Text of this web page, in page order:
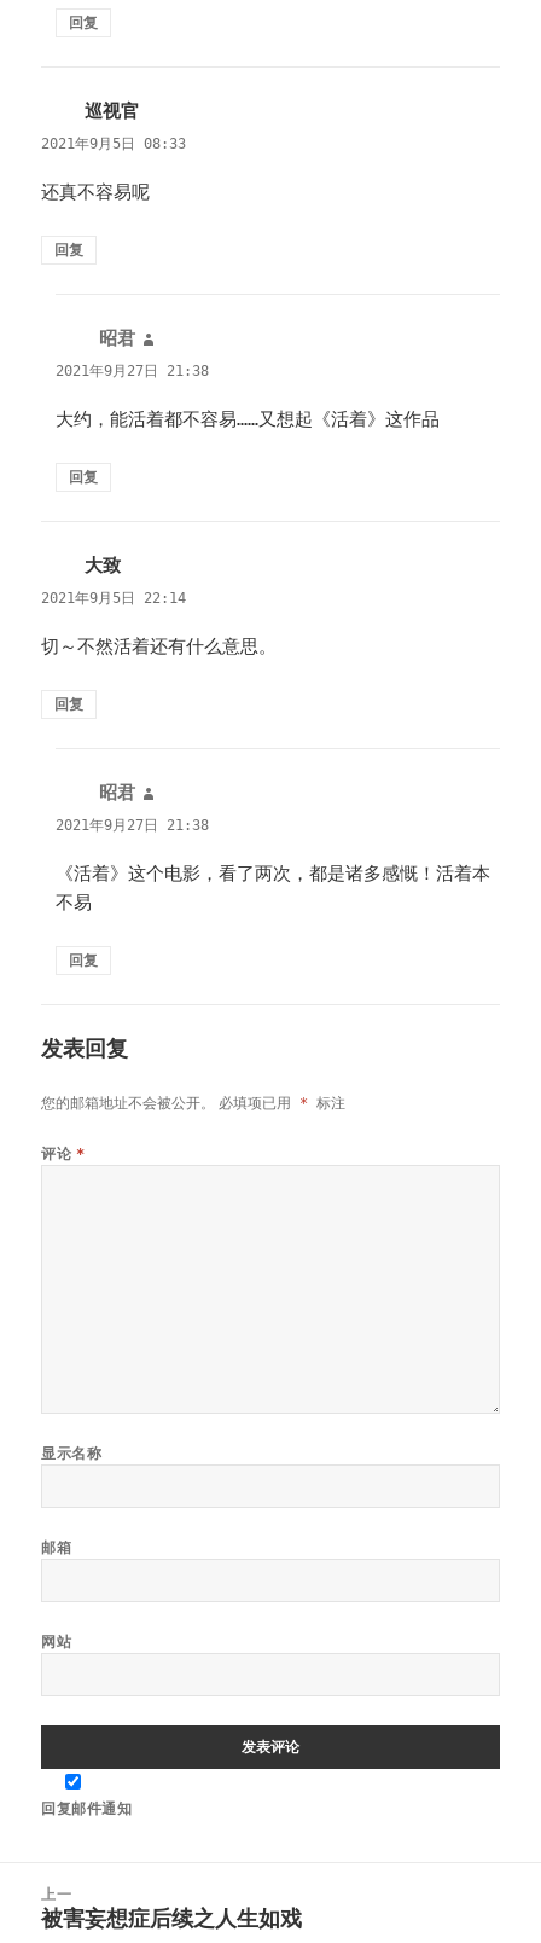
回复
巡视官
道：
2021年9月5日 08:33
还真不容易呢
回复
昭君
道：
2021年9月27日 21:38
大约，能活着都不容易……又想起《活着》这作品
回复
大致
道：
2021年9月5日 22:14
切～不然活着还有什么意思。
回复
昭君
道：
2021年9月27日 21:38
《活着》这个电影，看了两次，都是诸多感慨！活着本
不易
回复
发表回复
您的邮箱地址不会被公开。 必填项已用 * 标注
评论 *
显示名称
邮箱
网站
回复邮件通知
上一
上
被害妄想症后续之人生如戏